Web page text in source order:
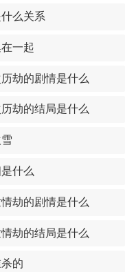
么关系
一起
劫的剧情是什么
劫的结局是什么
什么
劫的剧情是什么
劫的结局是什么
的